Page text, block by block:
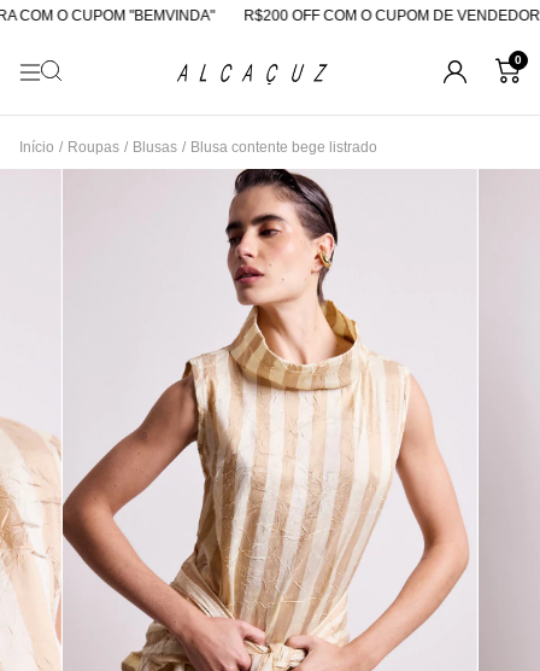
O CUPOM "BEMVINDA" R$200 OFF COM O CUPOM DE VENDEDORA
0
Início / Roupas / Blusas / Blusa contente bege listrado